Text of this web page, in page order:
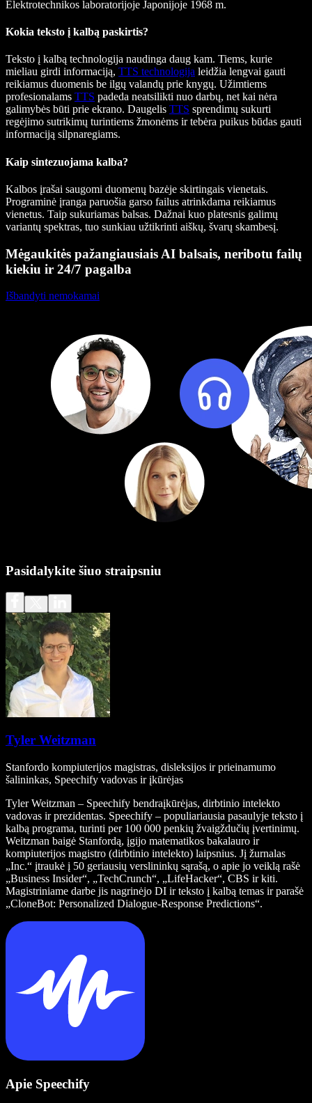
Elektrotechnikos laboratorijoje Japonijoje 1968 m.
Kokia teksto į kalbą paskirtis?
Teksto į kalbą technologija naudinga daug kam. Tiems, kurie
mieliau girdi informaciją, TTS technologija leidžia lengvai gauti
reikiamus duomenis be ilgų valandų prie knygų. Užimtiems
profesionalams TTS padeda neatsilikti nuo darbų, net kai nėra
galimybės būti prie ekrano. Daugelis TTS sprendimų sukurti
regėjimo sutrikimų turintiems žmonėms ir tebėra puikus būdas gauti
informaciją silpnaregiams.
Kaip sintezuojama kalba?
Kalbos įrašai saugomi duomenų bazėje skirtingais vienetais.
Programinė įranga paruošia garso failus atrinkdama reikiamus
vienetus. Taip sukuriamas balsas. Dažnai kuo platesnis galimų
variantų spektras, tuo sunkiau užtikrinti aiškų, švarų skambesį.
Mėgaukitės pažangiausiais AI balsais, neribotu failų
kiekiu ir 24/7 pagalba
Išbandyti nemokamai
Pasidalykite šiuo straipsniu
Tyler Weitzman
Stanfordo kompiuterijos magistras, disleksijos ir prieinamumo
šalininkas, Speechify vadovas ir įkūrėjas
Tyler Weitzman – Speechify bendraįkūrėjas, dirbtinio intelekto
vadovas ir prezidentas. Speechify – populiariausia pasaulyje teksto į
kalbą programa, turinti per 100 000 penkių žvaigždučių įvertinimų.
Weitzman baigė Stanfordą, įgijo matematikos bakalauro ir
kompiuterijos magistro (dirbtinio intelekto) laipsnius. Jį žurnalas
„Inc.“ įtraukė į 50 geriausių verslininkų sąrašą, o apie jo veiklą rašė
„Business Insider“, „TechCrunch“, „LifeHacker“, CBS ir kiti.
Magistriniame darbe jis nagrinėjo DI ir teksto į kalbą temas ir parašė
„CloneBot: Personalized Dialogue-Response Predictions“.
Apie Speechify